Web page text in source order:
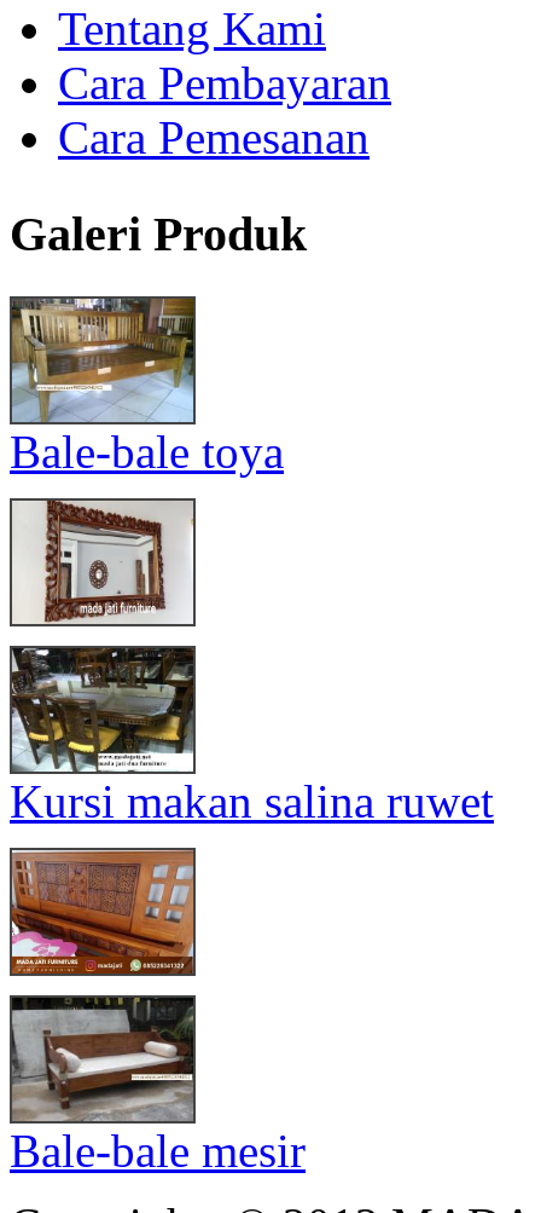
Tentang Kami
Cara Pembayaran
Cara Pemesanan
Galeri Produk
Bale-bale toya
Kursi makan salina ruwet
Bale-bale mesir